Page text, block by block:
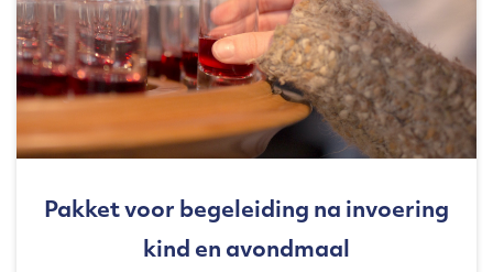
Pakket voor begeleiding na invoering
kind en avondmaal